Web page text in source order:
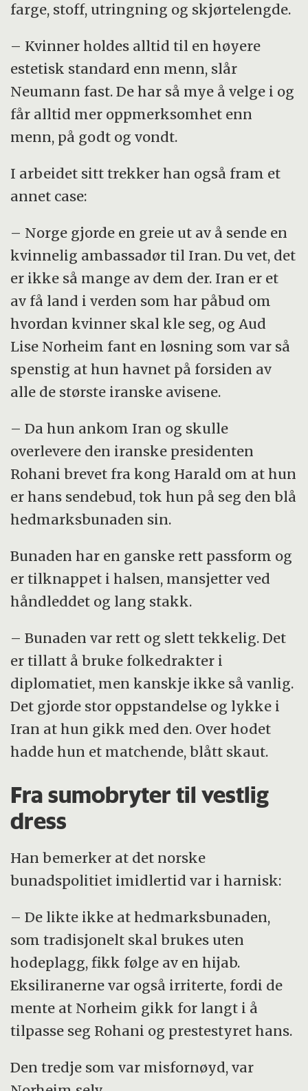
farge, stoff, utringning og skjørtelengde.
– Kvinner holdes alltid til en høyere
estetisk standard enn menn, slår
Neumann fast. De har så mye å velge i og
får alltid mer oppmerksomhet enn
menn, på godt og vondt.
I arbeidet sitt trekker han også fram et
annet case:
– Norge gjorde en greie ut av å sende en
kvinnelig ambassadør til Iran. Du vet, det
er ikke så mange av dem der. Iran er et
av få land i verden som har påbud om
hvordan kvinner skal kle seg, og Aud
Lise Norheim fant en løsning som var så
spenstig at hun havnet på forsiden av
alle de største iranske avisene.
– Da hun ankom Iran og skulle
overlevere den iranske presidenten
Rohani brevet fra kong Harald om at hun
er hans sendebud, tok hun på seg den blå
hedmarksbunaden sin.
Bunaden har en ganske rett passform og
er tilknappet i halsen, mansjetter ved
håndleddet og lang stakk.
– Bunaden var rett og slett tekkelig. Det
er tillatt å bruke folkedrakter i
diplomatiet, men kanskje ikke så vanlig.
Det gjorde stor oppstandelse og lykke i
Iran at hun gikk med den. Over hodet
hadde hun et matchende, blått skaut.
Fra sumobryter til vestlig
dress
Han bemerker at det norske
bunadspolitiet imidlertid var i harnisk:
– De likte ikke at hedmarksbunaden,
som tradisjonelt skal brukes uten
hodeplagg, fikk følge av en hijab.
Eksiliranerne var også irriterte, fordi de
mente at Norheim gikk for langt i å
tilpasse seg Rohani og prestestyret hans.
Den tredje som var misfornøyd, var